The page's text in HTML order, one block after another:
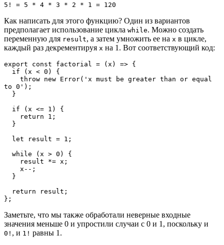
5! = 5 * 4 * 3 * 2 * 1 = 120
Как написать для этого функцию? Один из вариантов
предполагает использование цикла while. Можно создать
переменную для result, а затем умножить ее на x в цикле,
каждый раз декрементируя x на 1. Вот соответствующий код:
export const factorial = (x) => {
  if (x < 0) {
to 0');
  }
  if (x <= 1) {
    return 1;
  }
  let result = 1;
  while (x > 0) {
    result *= x;
    x--;
  }
  return result;
};
Заметьте, что мы также обработали неверные входные
значения меньше 0 и упростили случаи с 0 и 1, поскольку и
0! , и 1! равны 1.